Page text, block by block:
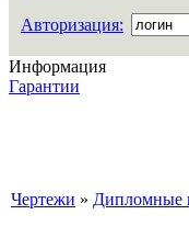
Авторизация:
Информация
Гарантии
Чертежи » Дипломные